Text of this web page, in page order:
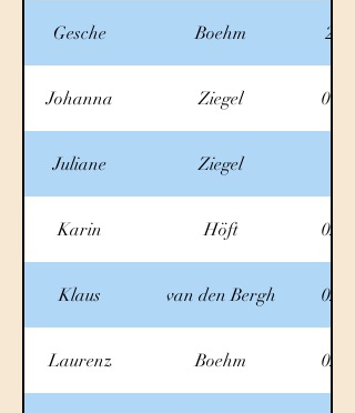
Gesche Boehm
Johanna Ziegel
Juliane Ziegel
Karin Höft
Klaus van den Bergh
Laurenz Boehm